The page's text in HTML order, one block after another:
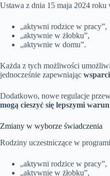
Ustawa z dnia 15 maja 2024
„aktywni rodzice w pracy”,
„aktywnie w żłobku”,
„aktywnie w domu”.
Każda z tych możliwości
jednocześnie zapewniając
Dodatkowo, nowe regulacje
mogą cieszyć się lepszymi
Zmiany w wyborze świadczenia
Rodziny uczestniczące w
„aktywni rodzice w pracy”,
„aktywnie w żłobku”,